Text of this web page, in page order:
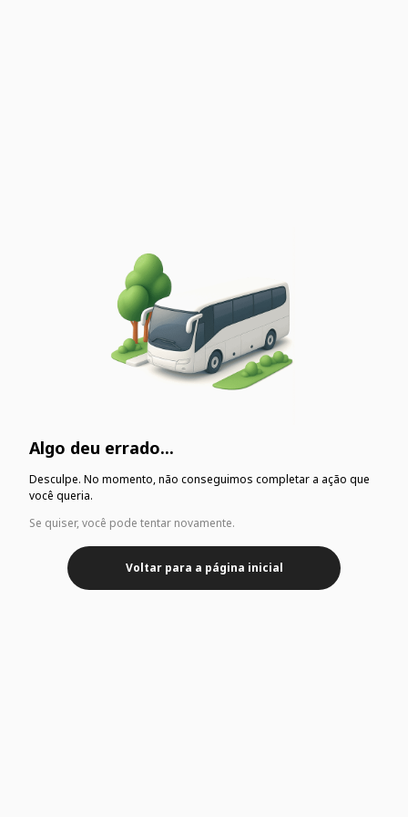
Algo deu errado...
Desculpe. No momento, não conseguimos completar a ação que
você queria.
Se quiser, você pode tentar novamente.
Voltar para a página inicial